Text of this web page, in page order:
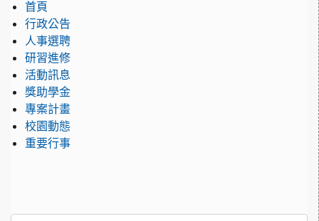
首頁
行政公告
人事選聘
研習進修
活動訊息
獎助學金
專案計畫
校園動態
重要行事